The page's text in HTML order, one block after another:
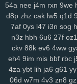
54a nee j4m rxn 9we
d8p zhz cak lw5 q1d
7af 0ys l47 i3n sog
n3z hbh 6u6 27f oz1
ckv 88k ev6 4ww
eh4 9im mis bbf rbc
4za ybt lih ja6 g61
06d w7m 4v3 zn8